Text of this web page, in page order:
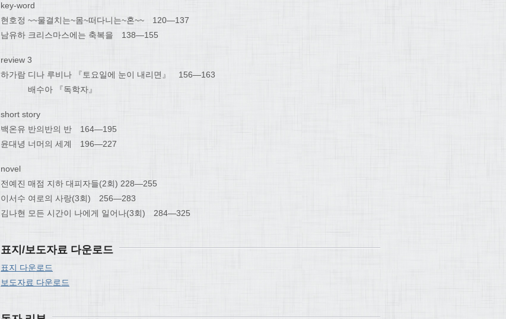
key-word
현호정 ~~물결치는~몸~떠다니는~혼~~ 120―137
남유하 크리스마스에는 축복을 138―155
review 3
하가람 디나 루비나 『토요일에 눈이 내리면』 156―163
배수아 『독학자』
short story
백온유 반의반의 반 164―195
윤대녕 너머의 세계 196―227
novel
전예진 매점 지하 대피자들(2회) 228―255
이서수 여로의 사랑(3회) 256―283
김나현 모든 시간이 나에게 일어나(3회) 284―325
표지/보도자료 다운로드
표지 다운로드
보도자료 다운로드